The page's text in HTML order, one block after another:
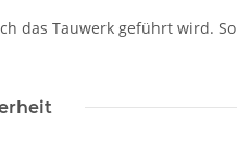
das Tauwerk geführt wird.